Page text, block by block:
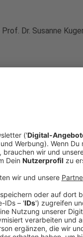
Dr. Susanne
Kuger
tragen ein